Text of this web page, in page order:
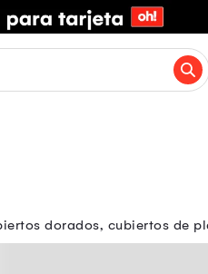
dorados, cubiertos de